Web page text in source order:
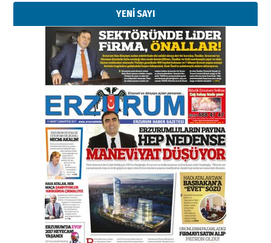
YENİ SAYI
Kenan GÜLERCİ
Murat Şahsuvaroğlu ERKON’da
çıtayı yukarı taşırken,
yönetimdekiler aşağı
çekmemeli!
17 Şubat 2026 SalıOrhan BOZKURT
Bir fotoğraf, bir şehir, bir
gazeteci… Dizginler kimin
elinde?
31 Mart 2026 Salı
A. Berhan Yılmaz
BİR BÖLÜM DEĞİL, BİR ÖMÜR
SEÇİYORSUNUZ… “NEDEN
ATATÜRK ÜNİVERSİTESİ?”
28 Temmuz 2026 Salı
Ahmet Gökhan YAZICI
Ahmed Yesevi’den bir Alperen…
”Reisimiz” idi… Hakka yürüdü.!
26 Mart 2026 Perşembe